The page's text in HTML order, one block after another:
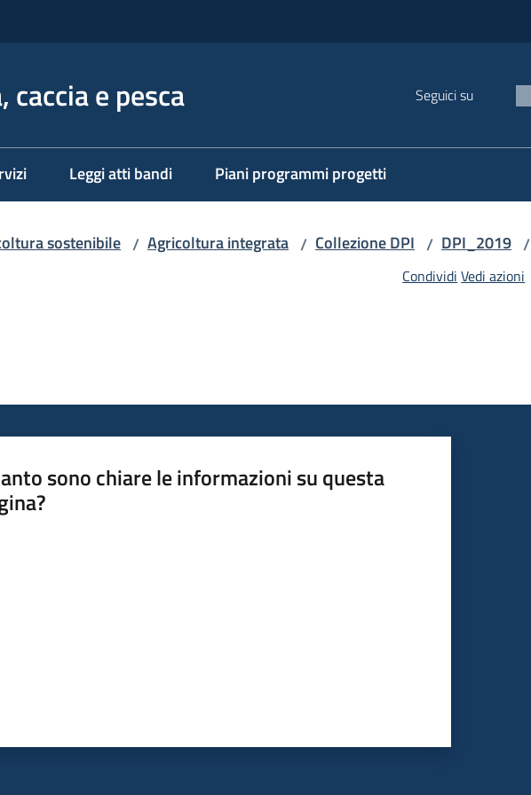
e pesca Seguici su
Leggi atti bandi Piani programmi progetti
sostenibile / Agricoltura integrata / Collezione DPI / DPI_2019 /
Condividi Vedi azioni
sono chiare le informazioni su questa